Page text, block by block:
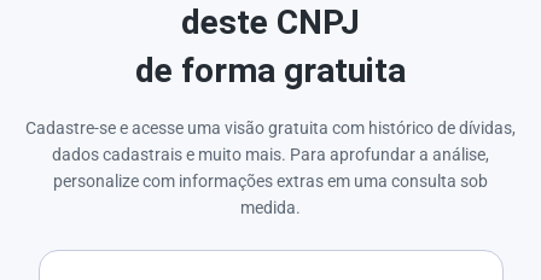
deste CNPJ
de forma gratuita
Cadastre-se e acesse uma visão gratuita com histórico de dívidas,
dados cadastrais e muito mais. Para aprofundar a análise,
personalize com informações extras em uma consulta sob
medida.